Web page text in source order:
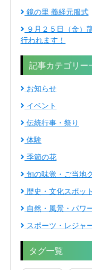
鏡の里 義経元服式
９月２５日（金）
行われます！
記事カテゴリー
お知らせ
イベント
伝統行事・祭り
体験
季節の花
旬の味覚・ご当地
歴史・文化スポット
自然・風景・パワ
スポーツ・レジャ
タグ一覧